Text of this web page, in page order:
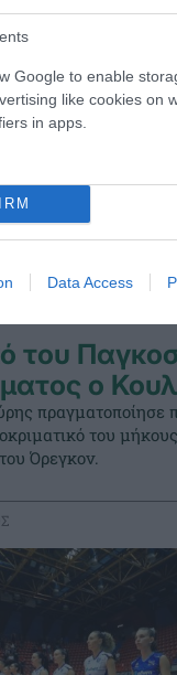
Google to enable
like cookies on
in apps.
Data Access
του
ο
πραγματοποίησε
του
Όρεγκον.